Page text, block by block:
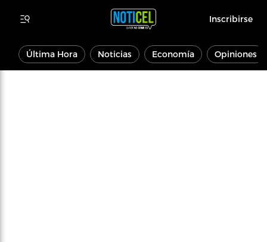
Inscribirse
Última Hora Noticias Economía Opiniones